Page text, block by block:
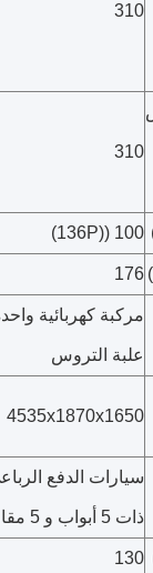
310
310
100 ((136P)
176
مركبة كهربائية
علبة التروس
4535x1870x1650
سيارات الدفع
ذات 5 أبواب و 5 مقاعد
130